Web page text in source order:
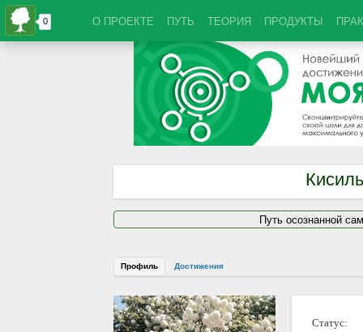
О ПРОЕКТЕ ПУТЬ ТЕОРИЯ ПРОДУКТЫ
Путь осознанной
Профиль Достижения
Статус: